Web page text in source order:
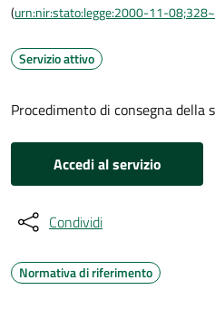
(urn:nir:stato:legge:2000-11-
Servizio attivo
Procedimento di consegna della
Accedi al servizio
Condividi
Normativa di riferimento